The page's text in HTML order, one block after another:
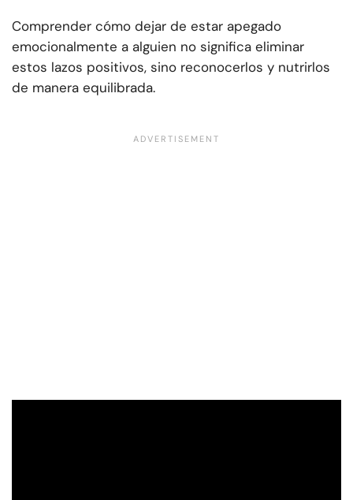
Comprender cómo dejar de estar apegado
emocionalmente a alguien no significa eliminar
estos lazos positivos, sino reconocerlos y nutrirlos
de manera equilibrada.